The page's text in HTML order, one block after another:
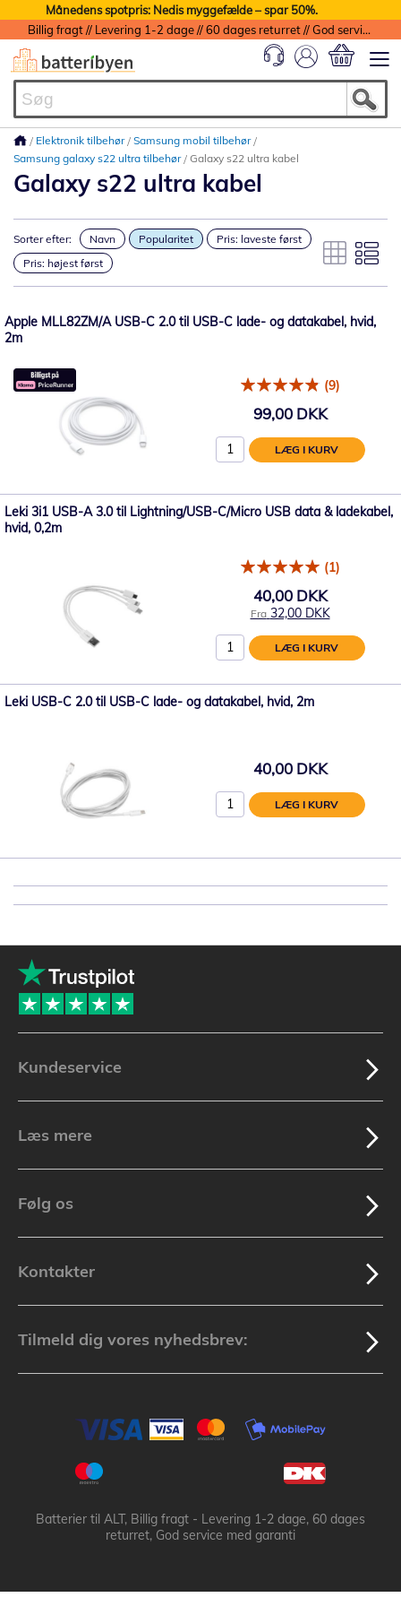
Månedens spotpris: Nedis myggefælde – spar 50%.
Billig fragt // Levering 1-2 dage // 60 dages returret // God service med garanti
Elektronik tilbehør Samsung mobil tilbehør
Samsung galaxy s22 ultra tilbehør Galaxy s22 ultra kabel
Galaxy s22 ultra kabel
Sorter efter: Navn Popularitet
Pris: laveste først
Pris: højest først
Apple MLL82ZM/A USB-C 2.0 til USB-C lade- og datakabel, hvid,
2m
(9)
99,00 DKK
LÆG I KURV
Leki 3i1 USB-A 3.0 til Lightning/USB-C/Micro USB data & ladekabel,
hvid, 0,2m
(1)
40,00 DKK
Fra 32,00 DKK
LÆG I KURV
Leki USB-C 2.0 til USB-C lade- og datakabel, hvid, 2m
40,00 DKK
LÆG I KURV
Kundeservice
Læs mere
Følg os
Kontakter
Tilmeld dig vores nyhedsbrev:
Batterier til ALT, Billig fragt - Levering 1-2 dage, 60 dages
returret, God service med garanti